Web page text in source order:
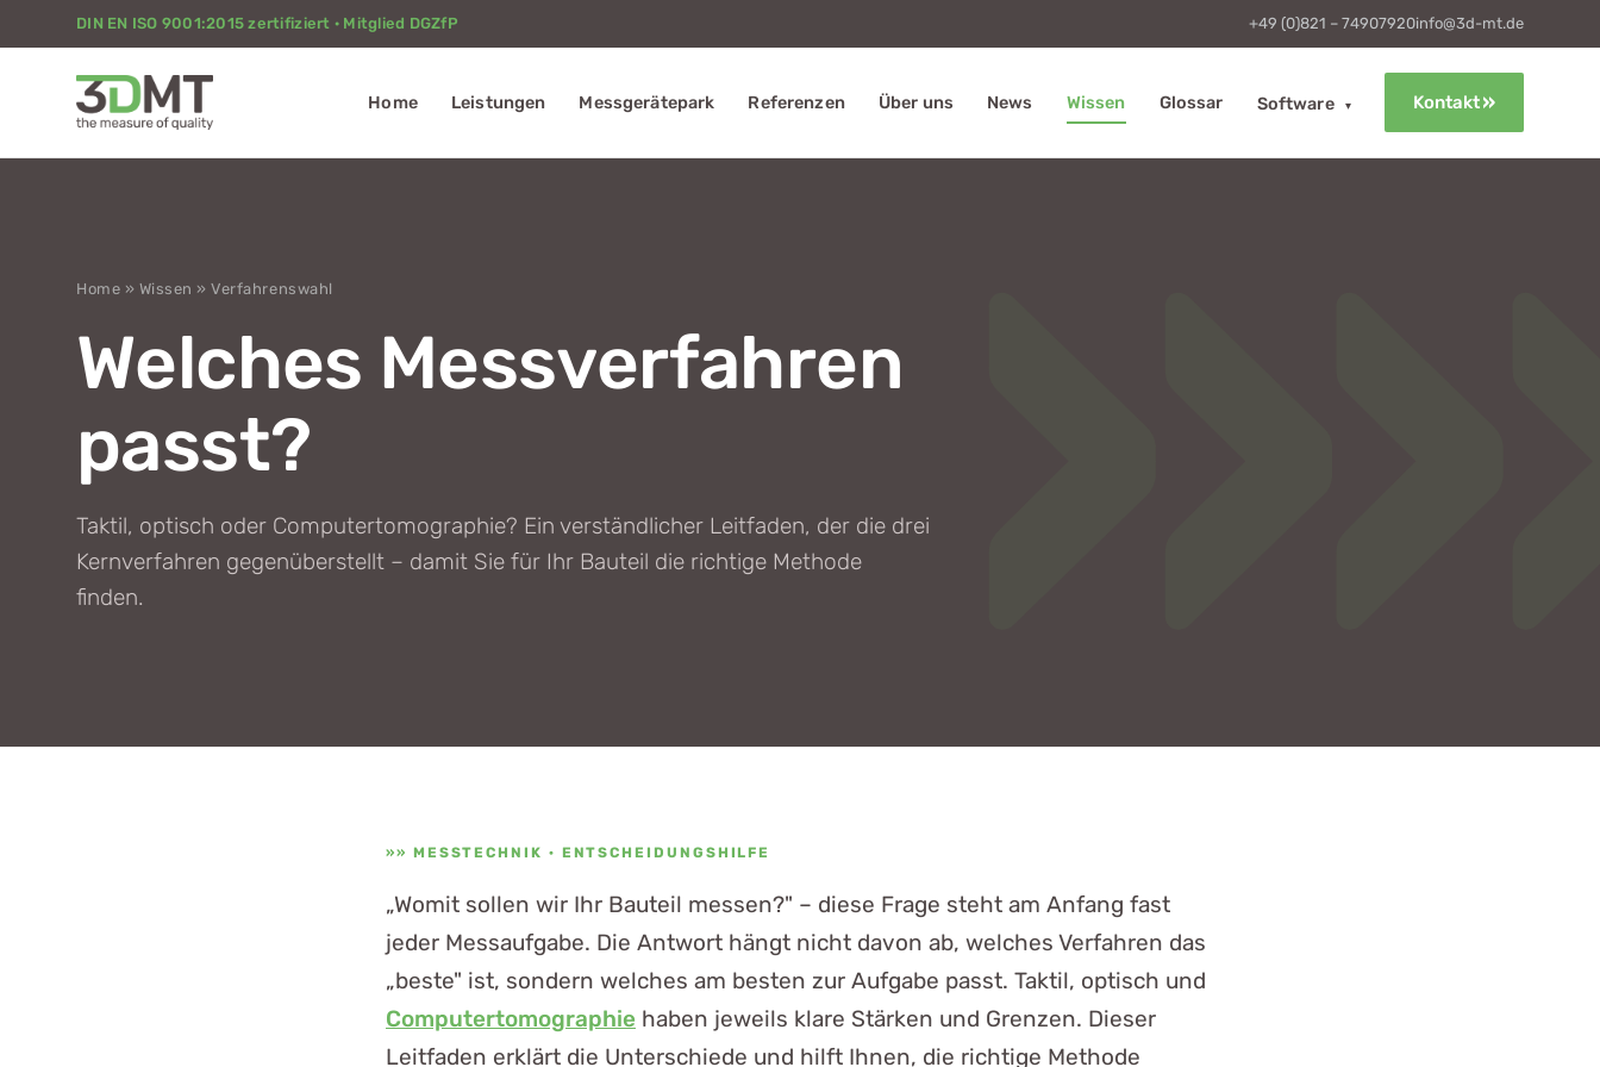
DIN EN ISO 9001:2015 zertifiziert · Mitglied DGZfP +49 (0)821 – 74907920info@3d-mt.de
Home Leistungen Messgerätepark Referenzen Über uns News Wissen Glossar Software ▾ Kontakt
Home » Wissen » Verfahrenswahl
Welches Messverfahren
passt?
Taktil, optisch oder Computertomographie? Ein verständlicher Leitfaden, der die drei
Kernverfahren gegenüberstellt – damit Sie für Ihr Bauteil die richtige Methode
finden.
MESSTECHNIK · ENTSCHEIDUNGSHILFE
„Womit sollen wir Ihr Bauteil messen?" – diese Frage steht am Anfang fast
jeder Messaufgabe. Die Antwort hängt nicht davon ab, welches Verfahren das
„beste" ist, sondern welches am besten zur Aufgabe passt. Taktil, optisch und
Computertomographie haben jeweils klare Stärken und Grenzen. Dieser
Leitfaden erklärt die Unterschiede und hilft Ihnen, die richtige Methode